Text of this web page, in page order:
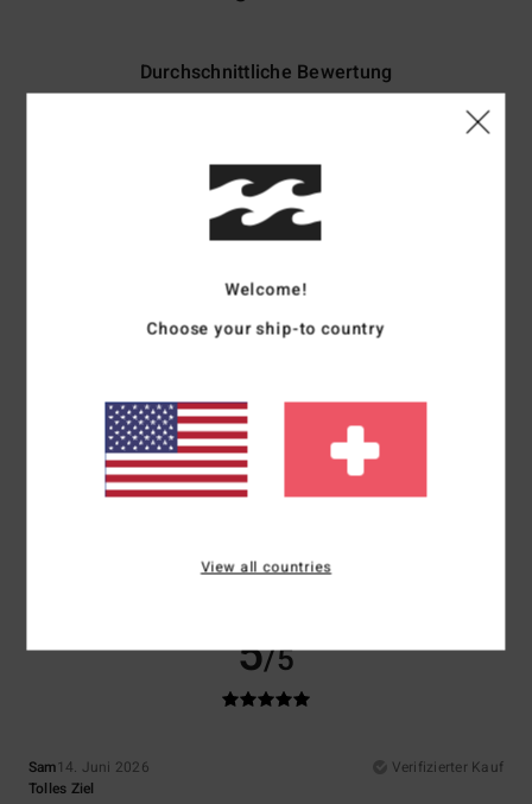
Durchschnittliche Bewertung
2 verifizierten Bewertungen
Preis-Leistungs-Verhältnis
Größe
Zu klein Zu groß
Material
Farbe
5/5
Sam14. Juni 2026
Verifizierter Kauf
Tolles Ziel
Welcome!
Choose your ship-to country
View all countries